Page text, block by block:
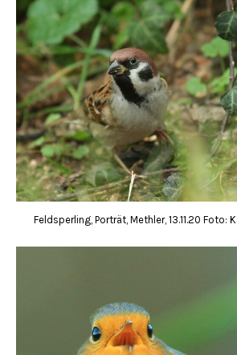
Feldsperling, Porträt, Methler, 13.11.20 Foto: